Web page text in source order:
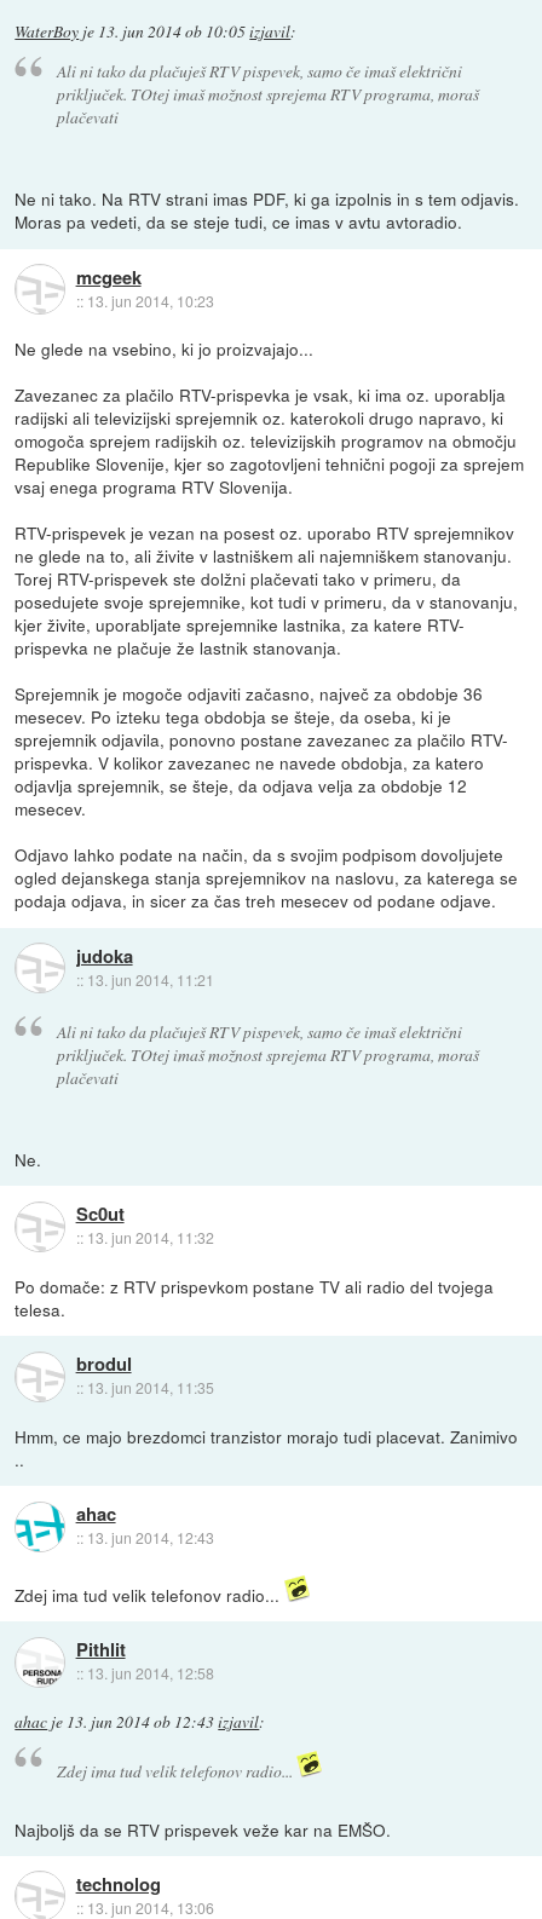
WaterBoy je 13. jun 2014 ob 10:05izjavil:
Ali ni tako da plačuješ RTV pispevek, samo če imaš električni
priključek. TOtej imaš možnost sprejema RTV programa, moraš
plačevati
Ne ni tako. Na RTV strani imas PDF, ki ga izpolnis in s tem odjavis.
Moras pa vedeti, da se steje tudi, ce imas v avtu avtoradio.
mcgeek
:: 13. jun 2014, 10:23
Ne glede na vsebino, ki jo proizvajajo...
Zavezanec za plačilo RTV-prispevka je vsak, ki ima oz. uporablja
radijski ali televizijski sprejemnik oz. katerokoli drugo napravo, ki
omogoča sprejem radijskih oz. televizijskih programov na območju
Republike Slovenije, kjer so zagotovljeni tehnični pogoji za sprejem
vsaj enega programa RTV Slovenija.
RTV-prispevek je vezan na posest oz. uporabo RTV sprejemnikov
ne glede na to, ali živite v lastniškem ali najemniškem stanovanju.
Torej RTV-prispevek ste dolžni plačevati tako v primeru, da
posedujete svoje sprejemnike, kot tudi v primeru, da v stanovanju,
kjer živite, uporabljate sprejemnike lastnika, za katere RTV-
prispevka ne plačuje že lastnik stanovanja.
Sprejemnik je mogoče odjaviti začasno, največ za obdobje 36
mesecev. Po izteku tega obdobja se šteje, da oseba, ki je
sprejemnik odjavila, ponovno postane zavezanec za plačilo RTV-
prispevka. V kolikor zavezanec ne navede obdobja, za katero
odjavlja sprejemnik, se šteje, da odjava velja za obdobje 12
mesecev.
Odjavo lahko podate na način, da s svojim podpisom dovoljujete
ogled dejanskega stanja sprejemnikov na naslovu, za katerega se
podaja odjava, in sicer za čas treh mesecev od podane odjave.
judoka
:: 13. jun 2014, 11:21
Ali ni tako da plačuješ RTV pispevek, samo če imaš električni
priključek. TOtej imaš možnost sprejema RTV programa, moraš
plačevati
Ne.
Sc0ut
:: 13. jun 2014, 11:32
Po domače: z RTV prispevkom postane TV ali radio del tvojega
telesa.
brodul
:: 13. jun 2014, 11:35
Hmm, ce majo brezdomci tranzistor morajo tudi placevat. Zanimivo
..
ahac
:: 13. jun 2014, 12:43
Zdej ima tud velik telefonov radio...
Pithlit
:: 13. jun 2014, 12:58
ahac je 13. jun 2014 ob 12:43izjavil:
Zdej ima tud velik telefonov radio...
Najboljš da se RTV prispevek veže kar na EMŠO.
technolog
:: 13. jun 2014, 13:06